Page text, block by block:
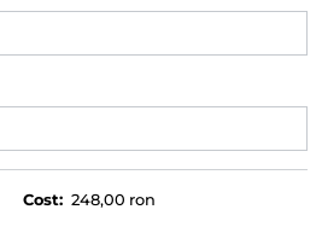
Cost: 248,00 ron